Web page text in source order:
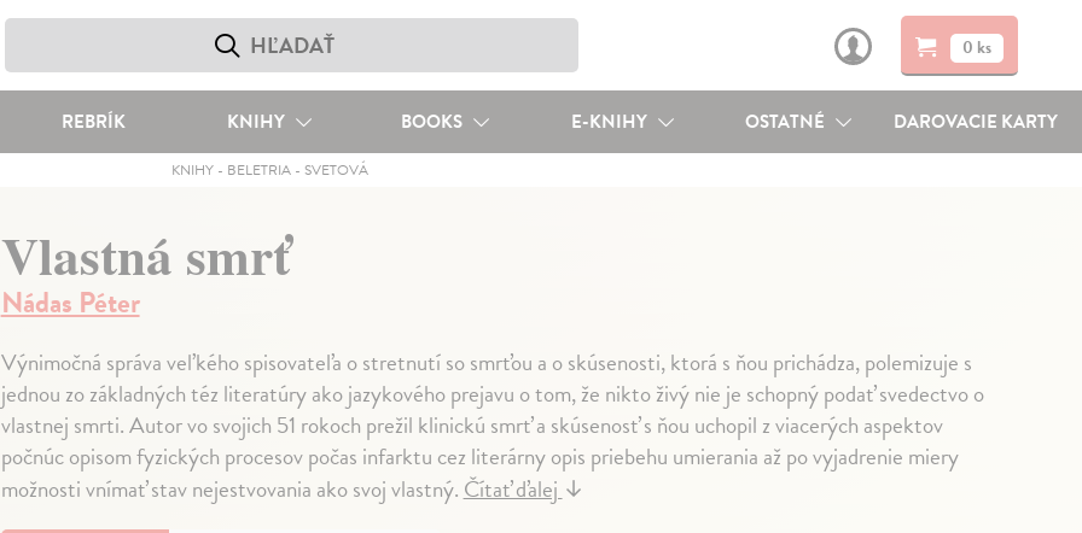
0 ks
REBRÍK KNIHY BOOKS E-KNIHY OSTATNÉ DAROVACIE KARTY
KNIHY - BELETRIA - SVETOVÁ
Vlastná smrť
Nádas Péter
Výnimočná správa veľkého spisovateľa o stretnutí so smrťou a o skúsenosti, ktorá s ňou prichádza, polemizuje s
jednou zo základných téz literatúry ako jazykového prejavu o tom, že nikto živý nie je schopný podať svedectvo o
vlastnej smrti. Autor vo svojich 51 rokoch prežil klinickú smrť a skúsenosť s ňou uchopil z viacerých aspektov
počnúc opisom fyzických procesov počas infarktu cez literárny opis priebehu umierania až po vyjadrenie miery
možnosti vnímať stav nejestvovania ako svoj vlastný.Čítať ďalej↓